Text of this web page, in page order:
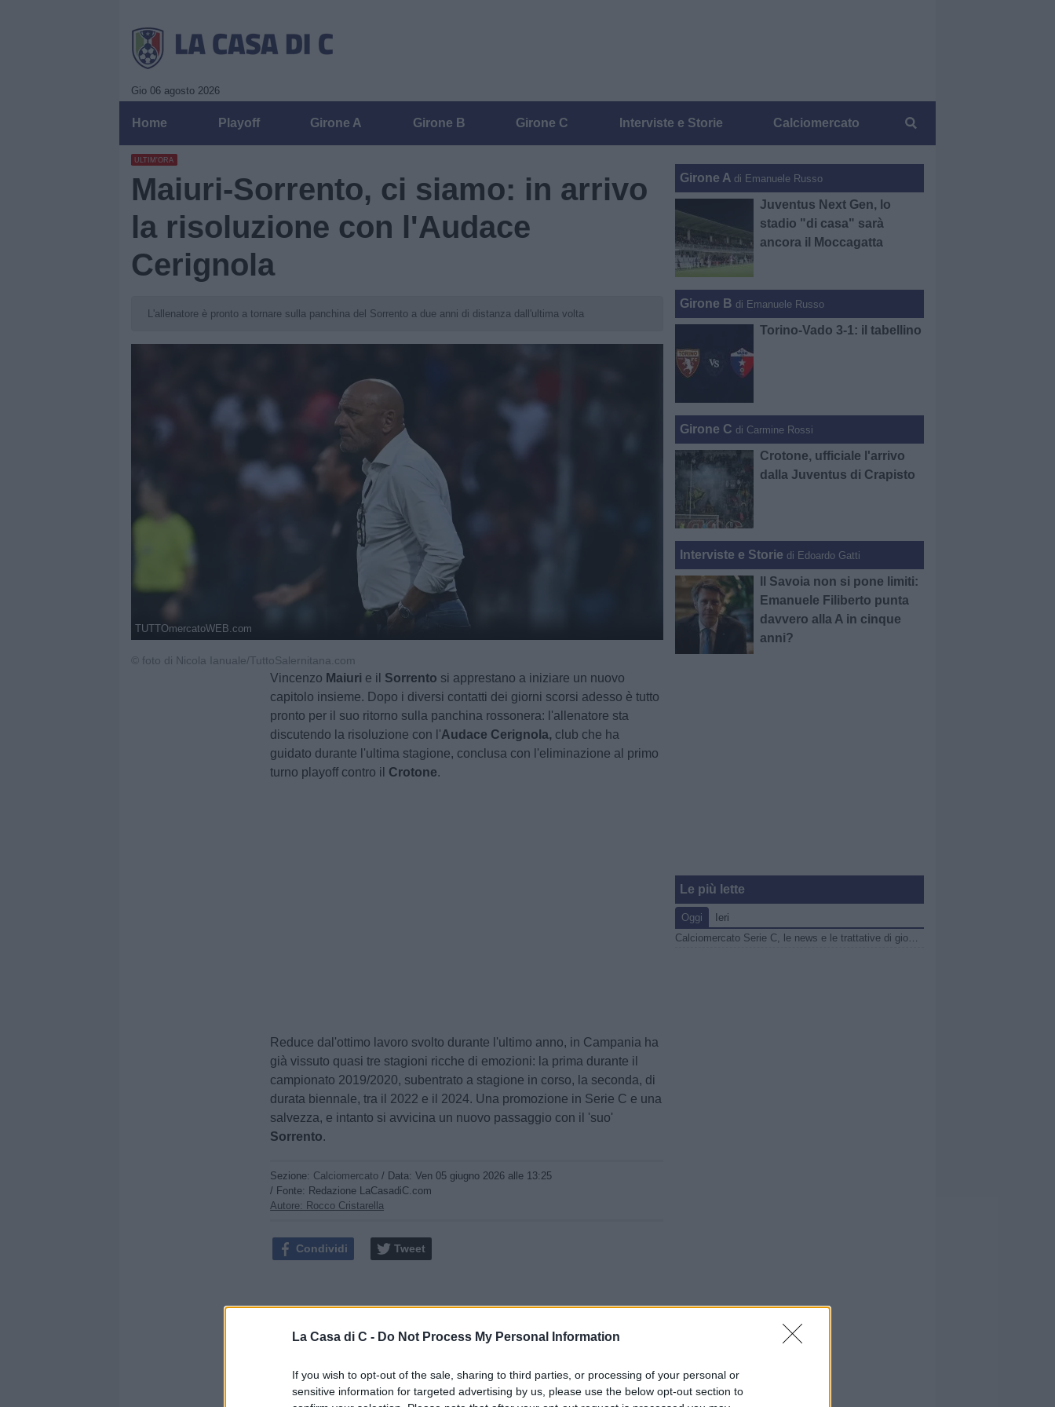
La Casa di C - Do Not Process My Personal Information
If you wish to opt-out of the sale, sharing to third parties, or processing of your personal or
sensitive information for targeted advertising by us, please use the below opt-out section to
Gio 06 agosto 2026
Home Playoff Girone A Girone B Girone C Interviste e Storie Calciomercato
ULTIM'ORA
Maiuri-Sorrento, ci siamo: in arrivo
la risoluzione con l'Audace
Cerignola
L'allenatore è pronto a tornare sulla panchina del Sorrento a due anni di distanza dall'ultima volta
TUTTOmercatoWEB.com
© foto di Nicola Ianuale/TuttoSalernitana.com
Vincenzo Maiuri e il Sorrento si apprestano a iniziare un nuovo
capitolo insieme. Dopo i diversi contatti dei giorni scorsi adesso è tutto
pronto per il suo ritorno sulla panchina rossonera: l'allenatore sta
discutendo la risoluzione con l'Audace Cerignola, club che ha
guidato durante l'ultima stagione, conclusa con l'eliminazione al primo
turno playoff contro il Crotone.
Reduce dal'ottimo lavoro svolto durante l'ultimo anno, in Campania ha
già vissuto quasi tre stagioni ricche di emozioni: la prima durante il
campionato 2019/2020, subentrato a stagione in corso, la seconda, di
durata biennale, tra il 2022 e il 2024. Una promozione in Serie C e una
salvezza, e intanto si avvicina un nuovo passaggio con il 'suo'
Sorrento.
Sezione: Calciomercato / Data:Ven 05 giugno 2026 alle 13:25
/ Fonte: Redazione LaCasadiC.com
Autore: Rocco Cristarella
Condividi Tweet
Girone A di Emanuele Russo
Juventus Next Gen, lo
stadio "di casa" sarà
ancora il Moccagatta
Girone B di Emanuele Russo
Torino-Vado 3-1: il tabellino
Girone C di Carmine Rossi
Crotone, ufficiale l'arrivo
dalla Juventus di Crapisto
Interviste e Storie di Edoardo Gatti
Il Savoia non si pone limiti:
Emanuele Filiberto punta
davvero alla A in cinque
anni?
Le più lette
Oggi
Ieri
Calciomercato Serie C, le news e le trattative di giovedì 6 agosto | LIVE